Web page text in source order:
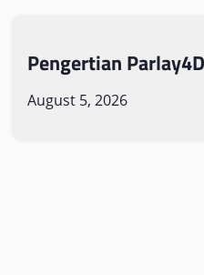
Pengertian
August 5, 2026